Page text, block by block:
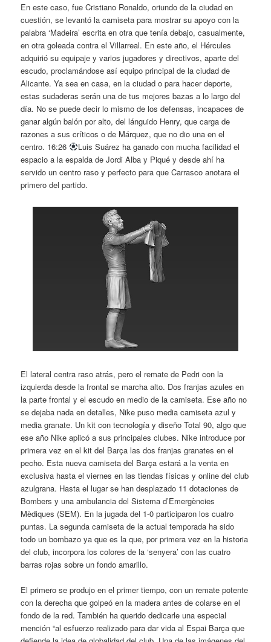
En este caso, fue Cristiano Ronaldo, oriundo de la ciudad en
cuestión, se levantó la camiseta para mostrar su apoyo con la
palabra ‘Madeira’ escrita en otra que tenía debajo, casualmente,
en otra goleada contra el Villarreal. En este año, el Hércules
adquirió su equipaje y varios jugadores y directivos, aparte del
escudo, proclamándose así equipo principal de la ciudad de
Alicante. Ya sea en casa, en la ciudad o para hacer deporte,
estas sudaderas serán una de tus mejores bazas a lo largo del
día. No se puede decir lo mismo de los defensas, incapaces de
ganar algún balón por alto, del lánguido Henry, que carga de
razones a sus críticos o de Márquez, que no dio una en el
centro. 16:26
Luis Suárez ha ganado con mucha facilidad el
espacio a la espalda de Jordi Alba y Piqué y desde ahí ha
servido un centro raso y perfecto para que Carrasco anotara el
primero del partido.
El lateral centra raso atrás, pero el remate de Pedri con la
izquierda desde la frontal se marcha alto. Dos franjas azules en
la parte frontal y el escudo en medio de la camiseta. Ese año no
se dejaba nada en detalles, Nike puso media camiseta azul y
media granate. Un kit con tecnología y diseño Total 90, algo que
ese año Nike aplicó a sus principales clubes. Nike introduce por
primera vez en el kit del Barça las dos franjas granates en el
pecho. Esta nueva camiseta del Barça estará a la venta en
exclusiva hasta el viernes en las tiendas físicas y online del club
azulgrana. Hasta el lugar se han desplazado 11 dotaciones de
Bombers y una ambulancia del Sistema d’Emergències
Mèdiques (SEM). En la jugada del 1-0 participaron los cuatro
puntas. La segunda camiseta de la actual temporada ha sido
todo un bombazo ya que es la que, por primera vez en la historia
del club, incorpora los colores de la ‘senyera’ con las cuatro
barras rojas sobre un fondo amarillo.
El primero se produjo en el primer tiempo, con un remate potente
con la derecha que golpeó en la madera antes de colarse en el
fondo de la red. También ha querido dedicarle una especial
mención “al esfuerzo realizado para dar vida al Espai Barça que